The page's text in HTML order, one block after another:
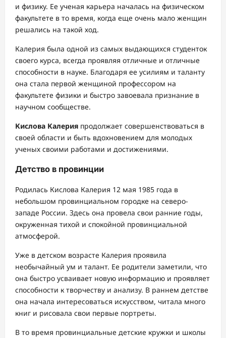
и физику. Ее ученая карьера началась на физическом
факультете в то время, когда еще очень мало женщин
решались на такой ход.
Калерия была одной из самых выдающихся студенток
своего курса, всегда проявляя отличные и отличные
способности в науке. Благодаря ее усилиям и таланту
она стала первой женщиной профессором на
факультете физики и быстро завоевала признание в
научном сообществе.
Кислова Калерия продолжает совершенствоваться в
своей области и быть вдохновением для молодых
ученых своими работами и достижениями.
Детство в провинции
Родилась Кислова Калерия 12 мая 1985 года в
небольшом провинциальном городке на северо-
западе России. Здесь она провела свои ранние годы,
окруженная тихой и спокойной провинциальной
атмосферой.
Уже в детском возрасте Калерия проявила
необычайный ум и талант. Ее родители заметили, что
она быстро усваивает новую информацию и проявляет
способности к творчеству и анализу. В раннем детстве
она начала интересоваться искусством, читала много
книг и рисовала свои первые портреты.
В то время провинциальные детские кружки и школы